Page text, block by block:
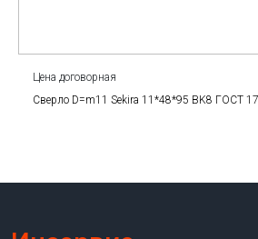
Цена договорная
Сверло D=m11 Sekira 11*48*95 BK8 ГОСТ